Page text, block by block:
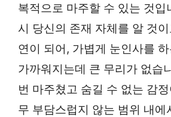
복적으로 마주할 수 있는 것입
시 당신의 존재 자체를 알 것
연이 되어, 가볍게 눈인사를
가까워지는데 큰 무리가 없습
번 마주쳤고 숨길 수 없는 감
무 부담스럽지 않는 범위 내에